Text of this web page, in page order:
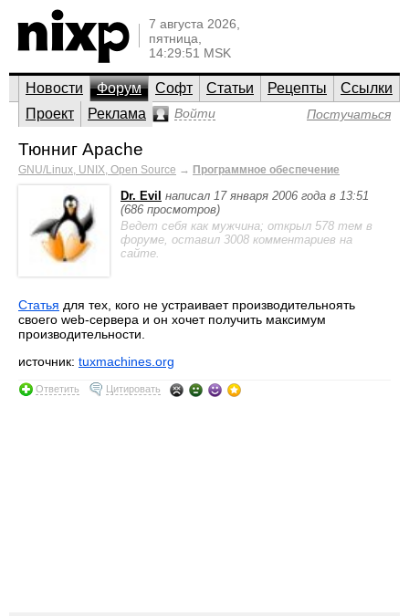
7 августа 2026,
пятница,
14:29:51 MSK
Новости Форум Софт Статьи Рецепты
Ссылки
Проект
Реклама Войти Постучаться
Тюнниг Apache
GNU/Linux, UNIX, Open Source → Программное обеспечение
Dr. Evil написал 17 января 2006 года в 13:51
(686 просмотров)
Ведет себя как мужчина; открыл 578 тем в
форуме, оставил 3008 комментариев на
сайте.
Статья для тех, кого не устраивает производительноять
своего web-сервера и он хочет получить максимум
производительности.
источник: tuxmachines.org
Ответить Цитировать